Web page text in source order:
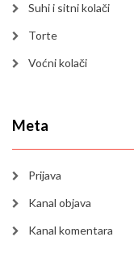
Suhi i sitni kolači
Torte
Voćni kolači
Meta
Prijava
Kanal objava
Kanal komentara